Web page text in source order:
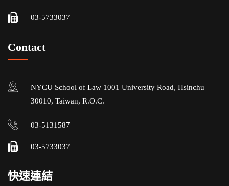
03-5733037
Contact
NYCU School of Law 1001 University Road, Hsinchu
30010, Taiwan, R.O.C.
03-5131587
03-5733037
快速連結